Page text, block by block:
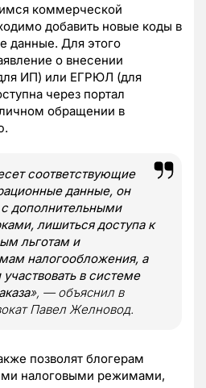
коммерческой
добавить новые коды в
данные. Для этого
о внесении
ИП) или ЕГРЮЛ (для
через портал
обращении в
соответствующие
данные, он
дополнительными
лишиться доступа к
льготам и
налогообложения, а
в системе
», — объяснил в
Павел Желновод.
позволят блогерам
налоговыми режимами,